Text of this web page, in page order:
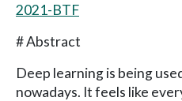
2021-BTF
# Abstract
Deep learning is being
nowadays. It feels like